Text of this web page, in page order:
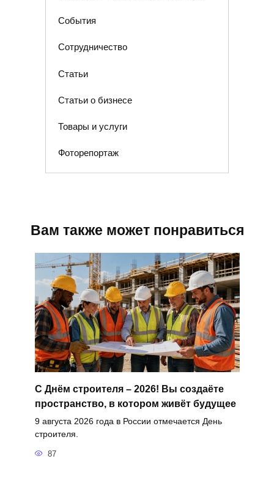
События
Сотрудничество
Статьи
Статьи о бизнесе
Товары и услуги
Фоторепортаж
Вам также может понравиться
С Днём строителя – 2026! Вы создаёте
пространство, в котором живёт будущее
9 августа 2026 года в России отмечается День
строителя.
87